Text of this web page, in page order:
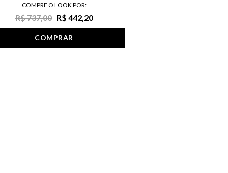
COMPRE O LOOK POR:
R$ 737,00 R$ 442,20
COMPRAR